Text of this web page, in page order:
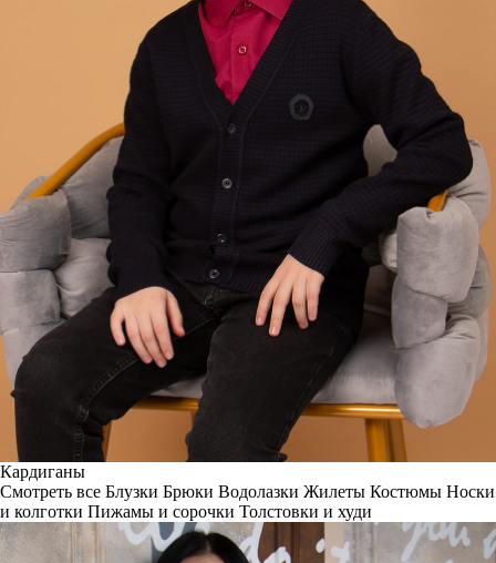
Кардиганы
Смотреть все Блузки Брюки Водолазки Жилеты Костюмы Носки
и колготки Пижамы и сорочки Толстовки и худи